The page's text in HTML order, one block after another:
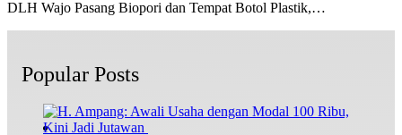
DLH Wajo Pasang Biopori dan Tempat Botol Plastik,…
Popular Posts